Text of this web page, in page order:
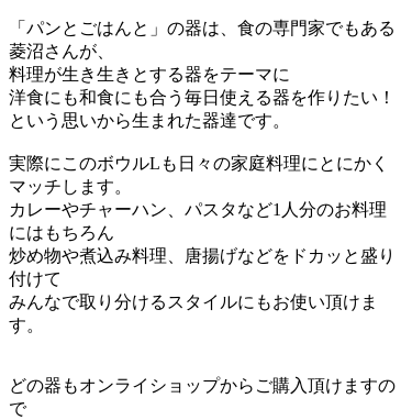
「パンとごはんと」の器は、食の専門家でもある
菱沼さんが、
料理が生き生きとする器をテーマに
洋食にも和食にも合う毎日使える器を作りたい！
という思いから生まれた器達です。
実際にこのボウルLも日々の家庭料理にとにかく
マッチします。
カレーやチャーハン、パスタなど1人分のお料理
にはもちろん
炒め物や煮込み料理、唐揚げなどをドカッと盛り
付けて
みんなで取り分けるスタイルにもお使い頂けま
す。
どの器もオンライショップからご購入頂けますの
で